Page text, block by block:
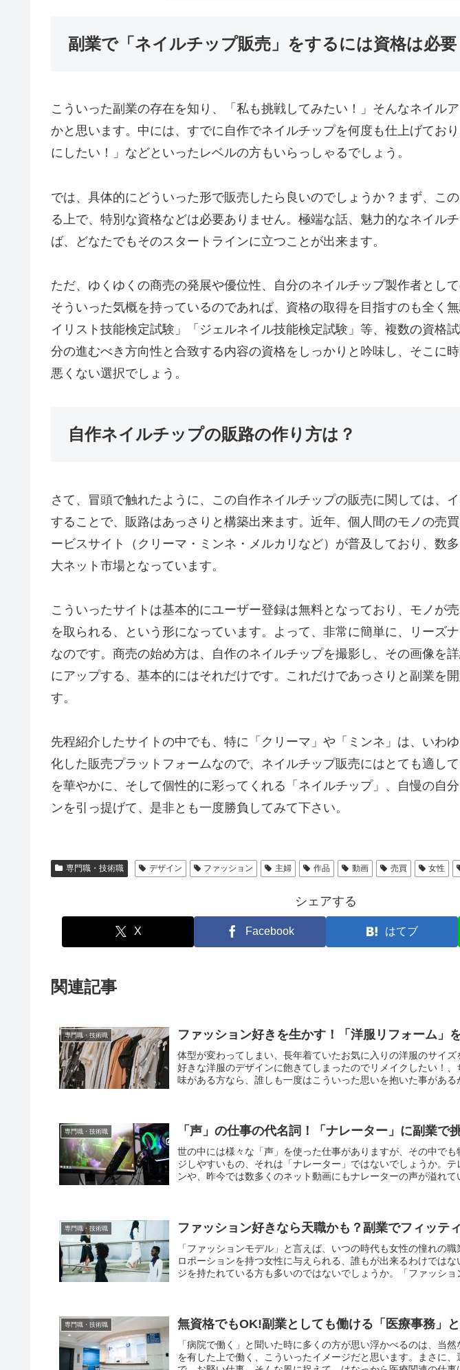
副業で「ネイルチップ販売」をするには資格は必要
こういった副業の存在を知り、「私も挑戦してみたい！」そんなネイル
かと思います。中には、すでに自作でネイルチップを何度も仕上げてお
にしたい！」などといったレベルの方もいらっしゃるでしょう。
では、具体的にどういった形で販売したら良いのでしょうか？まず、こ
る上で、特別な資格などは必要ありません。極端な話、魅力的なネイル
ば、どなたでもそのスタートラインに立つことが出来ます。
ただ、ゆくゆくの商売の発展や優位性、自分のネイルチップ製作者として
そういった気概を持っているのであれば、資格の取得を目指すのも全く
イリスト技能検定試験」「ジェルネイル技能検定試験」等、複数の資格
分の進むべき方向性と合致する内容の資格をしっかりと吟味し、そこに
悪くない選択でしょう。
自作ネイルチップの販路の作り方は？
さて、冒頭で触れたように、この自作ネイルチップの販売に関しては、
することで、販路はあっさりと構築出来ます。近年、個人間のモノの売
ービスサイト（クリーマ・ミンネ・メルカリなど）が普及しており、数
大ネット市場となっています。
こういったサイトは基本的にユーザー登録は無料となっており、モノが
を取られる、という形になっています。よって、非常に簡単に、リーズ
なのです。商売の始め方は、自作のネイルチップを撮影し、その画像を
にアップする、基本的にはそれだけです。これだけであっさりと副業を
す。
先程紹介したサイトの中でも、特に「クリーマ」や「ミンネ」は、いわ
化した販売プラットフォームなので、ネイルチップ販売にはとても適し
を華やかに、そして個性的に彩ってくれる「ネイルチップ」、自慢の自
ンを引っ提げて、是非とも一度勝負してみて下さい。
専門職・技術職 デザイン ファッション 主婦 作品 動画 売買 女性
シェアする
X Facebook はてブ
関連記事
専門職・技術職 ファッション好きを生かす！「洋服リフォーム」
体型が変わってしまい、長年着ていたお気に入りの洋服のサイ
好きな洋服のデザインに飽きてしまったのでリメイクしたい！
味がある方なら、誰しも一度はこういった思いを抱いた事がある
専門職・技術職 「声」の仕事の代名詞！「ナレーター」に副業で
世の中には様々な「声」を使った仕事がありますが、その中で
ジしやすいもの、それは「ナレーター」ではないでしょうか。
ンや、昨今では数多くのネット動画にもナレーターの声が溢れて
専門職・技術職 ファッション好きなら天職かも？副業でフィッテ
「ファッションモデル」と言えば、いつの時代も女性の憧れの
ロポーションを持つ女性に与えられる、誰もが出来るわけでは
ジを持たれている方も多いのではないでしょうか。「ファッショ
専門職・技術職 無資格でもOK!副業としても働ける「医療事務」
「病院で働く」と聞いた時に多くの方が思い浮かべるのは、当
を有した上で働く、こういったイメージだと思います。まさに